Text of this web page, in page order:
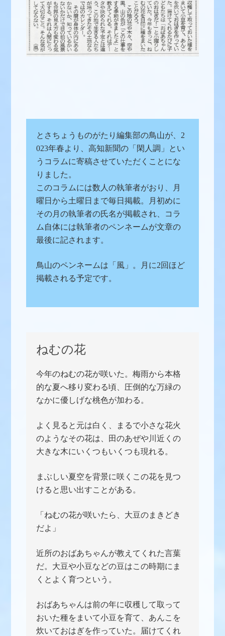
とさちょうものがたり編集部の鳥山が、2
023年春より、高知新聞の「閑人調」とい
うコラムに寄稿させていただくことにな
りました。
このコラムには数人の執筆者がおり、月
曜日から土曜日まで毎日掲載。月初めに
その月の執筆者の氏名が掲載され、コラ
ム自体には執筆者のペンネームが文章の
最後に記されます。
鳥山のペンネームは「風」。月に2回ほど
掲載される予定です。
ねむの花
今年のねむの花が咲いた。梅雨から本格
的な夏へ移り変わる頃、圧倒的な万緑の
なかに優しげな桃色が加わる。
よく見ると元は白く、まるで小さな花火
のようなその花は、田のあぜや川近くの
大きな木にいくつもいくつも現れる。
まぶしい夏空を背景に咲くこの花を見つ
けると思い出すことがある。
「ねむの花が咲いたら、大豆のまきどき
だよ」
近所のおばあちゃんが教えてくれた言葉
だ。大豆や小豆などの豆はこの時期にま
くとよく育つという。
おばあちゃんは前の年に収穫して取って
おいた種をまいて小豆を育て、あんこを
炊いておはぎを作っていた。届けてくれ